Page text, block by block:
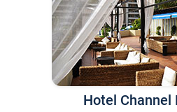
Hotel Channel